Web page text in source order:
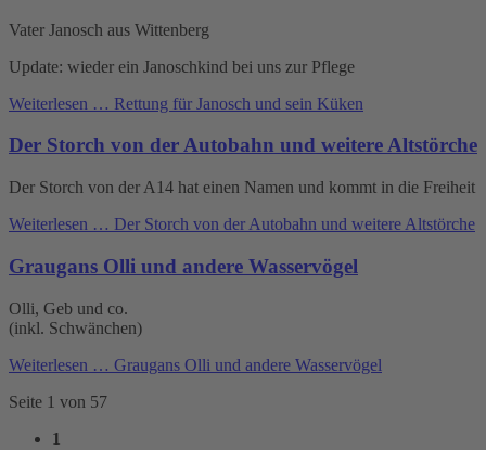
Vater Janosch aus Wittenberg
Update: wieder ein Janoschkind bei uns zur Pflege
Weiterlesen … Rettung für Janosch und sein Küken
Der Storch von der Autobahn und weitere Altstörche
Der Storch von der A14 hat einen Namen und kommt in die Freiheit
Weiterlesen … Der Storch von der Autobahn und weitere Altstörche
Graugans Olli und andere Wasservögel
Olli, Geb und co.
(inkl. Schwänchen)
Weiterlesen … Graugans Olli und andere Wasservögel
Seite 1 von 57
1